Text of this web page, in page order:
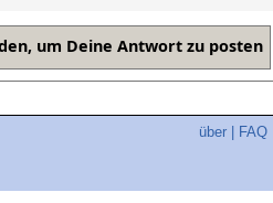
über FAQ